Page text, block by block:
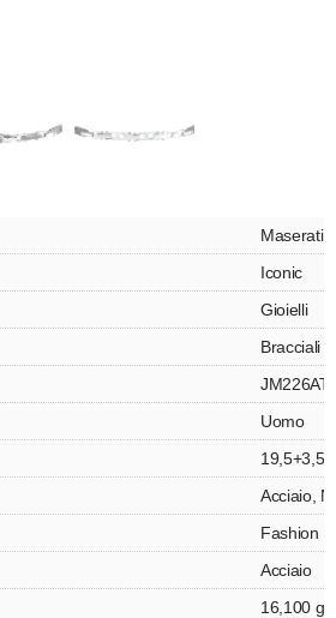
Maserati
Iconic
Gioielli
Bracciali
Uomo
19,5+3,5
Acciaio,
Fashion
Acciaio
16,100 gr